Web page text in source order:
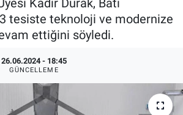
tesiste teknoloji ve modernize
ettiğini söyledi.
26.06.2024 - 18:45
GÜNCELLEME
Fabrikalar
Çözümleri